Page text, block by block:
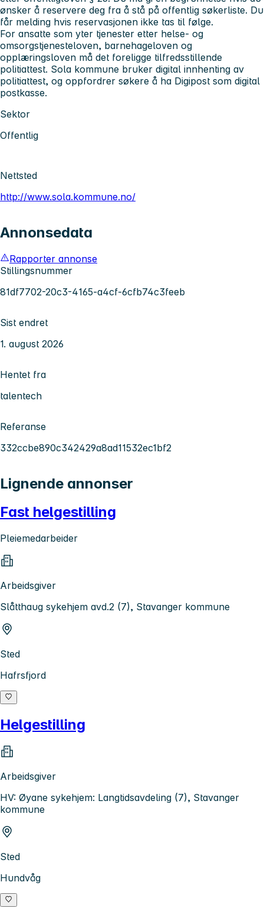
ønsker å reservere deg fra å stå på offentlig søkerliste. Du
får melding hvis reservasjonen ikke tas til følge.
For ansatte som yter tjenester etter helse- og
omsorgstjenesteloven, barnehageloven og
opplæringsloven må det foreligge tilfredsstillende
politiattest. Sola kommune bruker digital innhenting av
politiattest, og oppfordrer søkere å ha Digipost som digital
postkasse.
Sektor
Offentlig
Nettsted
http://www.sola.kommune.no/
Annonsedata
Rapporter annonse
Stillingsnummer
81df7702-20c3-4165-a4cf-6cfb74c3feeb
Sist endret
1. august 2026
Hentet fra
talentech
Referanse
332ccbe890c342429a8ad11532ec1bf2
Lignende annonser
Fast helgestilling
Pleiemedarbeider
Arbeidsgiver
Slåtthaug sykehjem avd.2 (7), Stavanger kommune
Sted
Hafrsfjord
Helgestilling
Arbeidsgiver
HV: Øyane sykehjem: Langtidsavdeling (7), Stavanger
kommune
Sted
Hundvåg